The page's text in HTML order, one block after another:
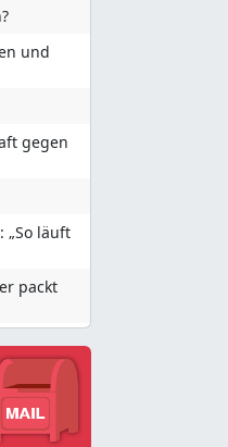
und
gegen
„So läuft
packt